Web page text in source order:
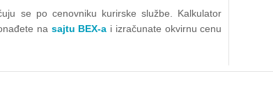
se po cenovniku kurirske službe. Kalkulator
na sajtu BEX-a i izračunate okvirnu cenu